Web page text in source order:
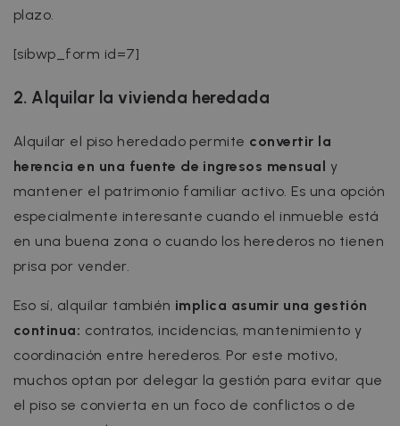
plazo.
[sibwp_form id=7]
2. Alquilar la vivienda heredada
Alquilar el piso heredado permite convertir la
herencia en una fuente de ingresos mensual
y
mantener el patrimonio familiar activo. Es una opción
especialmente interesante cuando el inmueble está
en una buena zona o cuando los herederos no tienen
prisa por vender.
Eso sí, alquilar también implica asumir una gestión
continua: contratos, incidencias, mantenimiento y
coordinación entre herederos. Por este motivo,
muchos optan por delegar la gestión para evitar que
el piso se convierta en un foco de conflictos o de